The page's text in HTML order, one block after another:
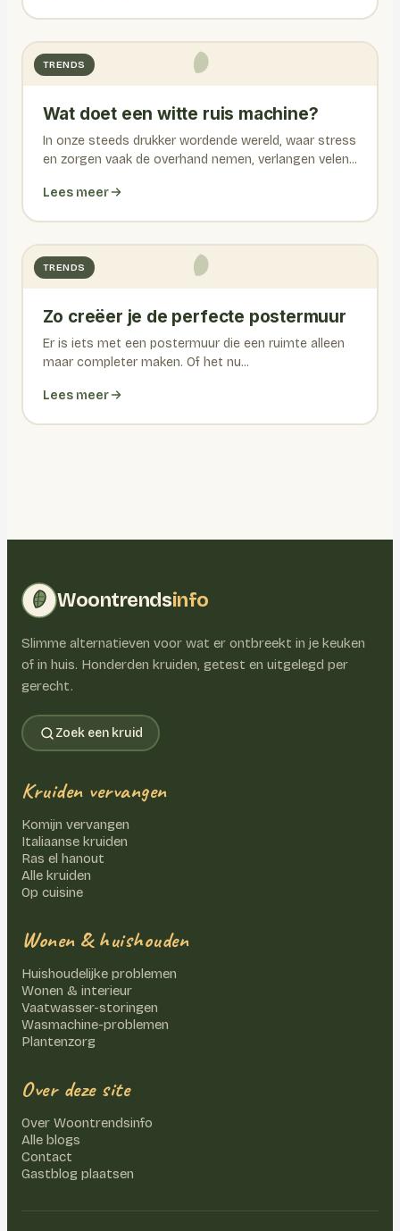
TRENDS
Wat doet een witte ruis machine?
In onze steeds drukker wordende wereld, waar stress
en zorgen vaak de overhand nemen, verlangen velen...
Lees meer
TRENDS
Zo creëer je de perfecte postermuur
Er is iets met een postermuur die een ruimte alleen
maar completer maken. Of het nu...
Lees meer
Woontrendsinfo
Slimme alternatieven voor wat er ontbreekt in je keuken
of in huis. Honderden kruiden, getest en uitgelegd per
gerecht.
Zoek een kruid
Kruiden vervangen
Komijn vervangen
Italiaanse kruiden
Ras el hanout
Alle kruiden
Op cuisine
Wonen & huishouden
Huishoudelijke problemen
Wonen & interieur
Vaatwasser-storingen
Wasmachine-problemen
Plantenzorg
Over deze site
Over Woontrendsinfo
Alle blogs
Contact
Gastblog plaatsen